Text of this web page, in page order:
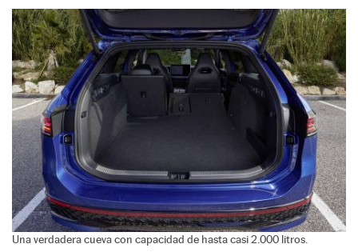
Una verdadera cueva con capacidad de hasta casi 2.000 litros.